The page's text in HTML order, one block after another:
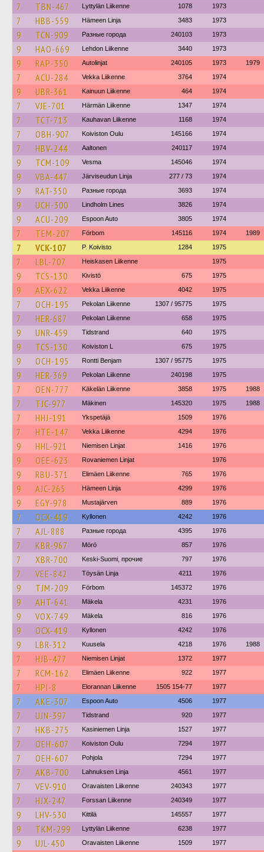
7 TBN-467 Lyttylän Liikenne 1078 1973
7 HBB-559 Hämeen Linja 3483 1973
9 TCN-909 Разные города 240103 1973
9 HAO-669 Lehdon Liikenne 3440 1973
9 RAP-350 Autolinjat 240105 1973 1979
7 ACU-284 Vekka Liikenne 3764 1974
9 UBR-361 Kainuun Liikenne 464 1974
7 VJE-701 Härmän Liikenne 1347 1974
7 TCT-713 Kauhavan Liikenne 1168 1974
7 OBH-907 Koiviston Oulu 145166 1974
7 HBV-244 Aaltonen 240117 1974
9 TCM-109 Vesma 145046 1974
9 VBA-447 Järviseudun Linja 277 / 73 1974
9 RAT-350 Разные города 3693 1974
9 UCH-300 Lindholm Lines 3826 1974
9 ACU-209 Espoon Auto 3805 1974
7 TEM-207 Förbom 145116 1974 1989
7 VCK-107 P. Koivisto 1284 1975
7 LBL-707 Heiskasen Liikenne 1975
9 TCS-130 Kivistö 675 1975
9 AEX-622 Vekka Liikenne 4042 1975
7 OCH-195 Pekolan Liikenne 1307 / 95775 1975
7 HER-687 Pekolan Liikenne 658 1975
9 UNR-459 Tidstrand 640 1975
9 TCS-130 Koiviston L 675 1975
9 OCH-195 Rontti Benjam 1307 / 95775 1975
9 HER-369 Pekolan Liikenne 240198 1975
7 OEN-777 Käkelän Liikenne 3858 1975 1988
7 TJC-977 Mäkinen 145320 1975 1988
7 HHJ-191 Ykspetäjä 1509 1976
7 HTE-147 Vekka Liikenne 4294 1976
9 HHL-921 Niemisen Linjat 1416 1976
9 OEE-623 Rovaniemen Linjat 1976
9 RBU-371 Elimäen Liikenne 765 1976
9 AJC-265 Hämeen Linja 4299 1976
9 EGY-978 Mustajärven 889 1976
7 OCX-419 Kyllonen 4242 1976
7 AJL-888 Разные города 4395 1976
7 KBR-967 Mörö 857 1976
7 XBR-700 Keski-Suomi, прочие 797 1976
7 VEE-842 Töysän Linja 4211 1976
9 TJM-209 Förbom 145372 1976
9 AHT-641 Mäkela 4231 1976
9 VOX-749 Mäkela 816 1976
9 OCX-419 Kyllonen 4242 1976
9 LBR-312 Kuusela 4218 1976 1988
7 HJB-477 Niemisen Linjat 1372 1977
7 RCM-162 Elimäen Liikenne 922 1977
7 HPI-8 Elorannan Liikenne 1505 154-77 1977
7 AKE-307 Espoon Auto 4506 1977
7 UJN-397 Tidstrand 920 1977
7 HKB-275 Kasiniemen Linja 1527 1977
7 OEH-607 Koiviston Oulu 7294 1977
7 OEH-607 Pohjola 7294 1977
7 AKB-700 Lahnuksen Linja 4561 1977
7 VEV-910 Oravaisten Liikenne 240343 1977
7 HJX-247 Forssan Liikenne 240349 1977
9 LHV-530 Kittilä 145557 1977
9 TKM-299 Lyttylän Liikenne 6238 1977
9 UJL-450 Oravaisten Liikenne 1509 1977